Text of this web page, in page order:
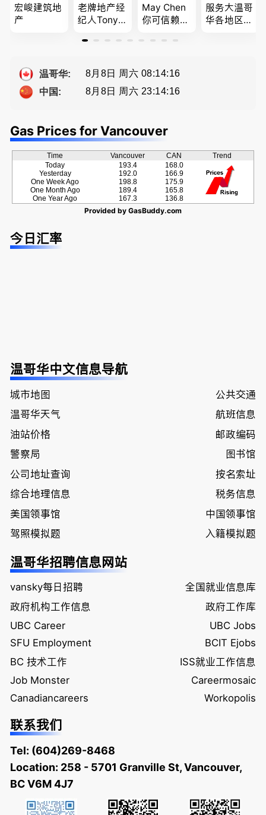
宏峻建筑地
产
老牌地产经
纪人Tony L
经验买卖
佣
May Chen
你可信赖的
为你提供全
服务
服务大温哥
华各地区的
温哥华:
8月8日 周六 08:14:17
中国:
8月8日 周六 23:14:17
Gas Prices for Vancouver
Time Vancouver CAN
Trend
Today
Yesterday
One Week Ago
One Month Ago
One Year Ago
193.4
192.0
198.8
189.4
167.3
168.0
166.9
175.9
165.8
136.8
Provided by GasBuddy.com
今日汇率
温哥华中文信息导航
城市地图
公共交通
温哥华天气
航班信息
油站价格
邮政编码
警察局
图书馆
公司地址查询
按名索址
综合地理信息
税务信息
美国领事馆
中国领事馆
驾照模拟题
入籍模拟题
温哥华招聘信息网站
vansky每日招聘
全国就业信息库
政府机构工作信息
政府工作库
UBC Career
UBC Jobs
SFU Employment
BCIT Ejobs
BC 技术工作
ISS就业工作信息
Job Monster
Careermosaic
Canadiancareers
Workopolis
联系我们
Tel: (604)269-8468
Location: 258 - 5701 Granville St, Vancouver,
BC V6M 4J7